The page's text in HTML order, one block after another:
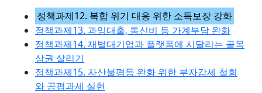
정책과제12. 복합 위기 대응 위한 소득보장 강화
정책과제13. 과잉대출, 통신비 등 가계부담 완화
정책과제14. 재벌대기업과 플랫폼에 시달리는 골목
상권 살리기
정책과제15. 자산불평등 완화 위한 부자감세 철회
와 공평과세 실현